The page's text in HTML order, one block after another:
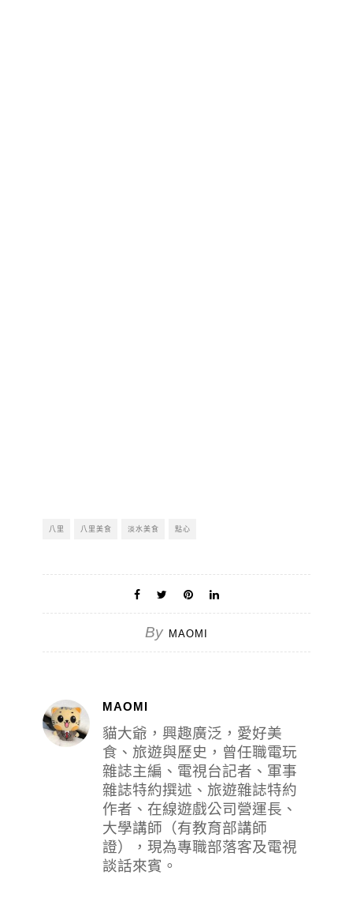
八里 八里美食 淡水美食 點心
By MAOMI
MAOMI
貓大爺，興趣廣泛，愛好美
食、旅遊與歷史，曾任職電玩
雜誌主編、電視台記者、軍事
雜誌特約撰述、旅遊雜誌特約
作者、在線遊戲公司營運長、
大學講師（有教育部講師
證），現為專職部落客及電視
談話來賓。